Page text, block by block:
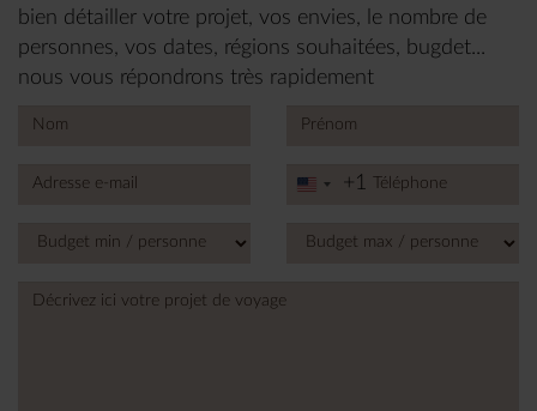
bien détailler votre projet, vos envies, le nombre de
personnes, vos dates, régions souhaitées, bugdet...
nous vous répondrons très rapidement
United
+1
+1